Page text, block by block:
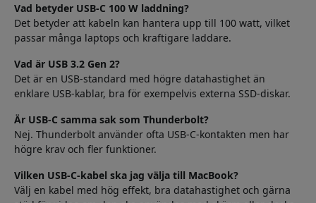
Vad betyder USB-C 100 W laddning?
Det betyder att kabeln kan hantera upp till 100 watt, vilket
passar många laptops och kraftigare laddare.
Vad är USB 3.2 Gen 2?
Det är en USB-standard med högre datahastighet än
enklare USB-kablar, bra för exempelvis externa SSD-diskar.
Är USB-C samma sak som Thunderbolt?
Nej. Thunderbolt använder ofta USB-C-kontakten men har
högre krav och fler funktioner.
Vilken USB-C-kabel ska jag välja till MacBook?
Välj en kabel med hög effekt, bra datahastighet och gärna